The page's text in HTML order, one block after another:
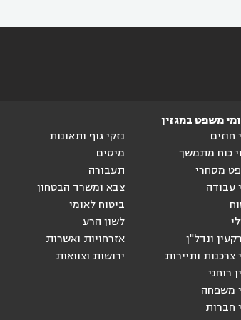
משפט במגזין
חוזים
כוח מתמשך
מסחרי
עבודה
ונדל"ן
צרכנות ותיירות
רוחני
משפחה
חברות
נזקי גוף ותאונות
מיסים
תעבורה
צבא ומשרד הבטחון
ביטוח לאומי
לשון הרע
אזרחויות ואשרות
ירושות וצוואות